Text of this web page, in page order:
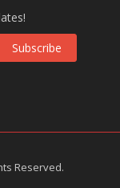
Subscribe
Reserved.